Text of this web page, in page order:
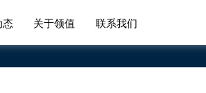
态 关于领值 联系我们